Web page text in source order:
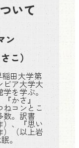
いて
ン
こ）
田大学第
ビア大学大
学を学ぶ。
かさ』
ねコンとこ
数。訳書
）、『思い
）（以上岩
。